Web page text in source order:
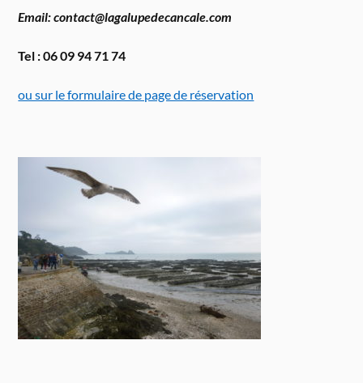
Email: contact@lagalupedecancale.com
Tel : 06 09 94 71 74
ou sur le formulaire de page de réservation